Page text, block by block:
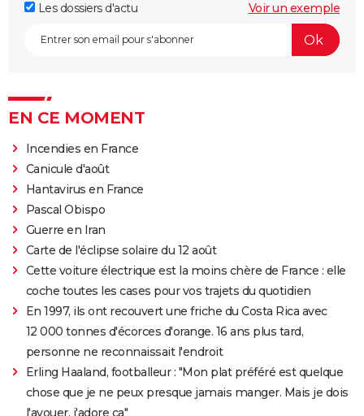
Les dossiers d'actu
Voir un exemple
EN CE MOMENT
Incendies en France
Canicule d'août
Hantavirus en France
Pascal Obispo
Guerre en Iran
Carte de l'éclipse solaire du 12 août
Cette voiture électrique est la moins chère de France : elle
coche toutes les cases pour vos trajets du quotidien
En 1997, ils ont recouvert une friche du Costa Rica avec
12 000 tonnes d'écorces d'orange. 16 ans plus tard,
personne ne reconnaissait l'endroit
Erling Haaland, footballeur : "Mon plat préféré est quelque
chose que je ne peux presque jamais manger. Mais je dois
l'avouer, j'adore ça"